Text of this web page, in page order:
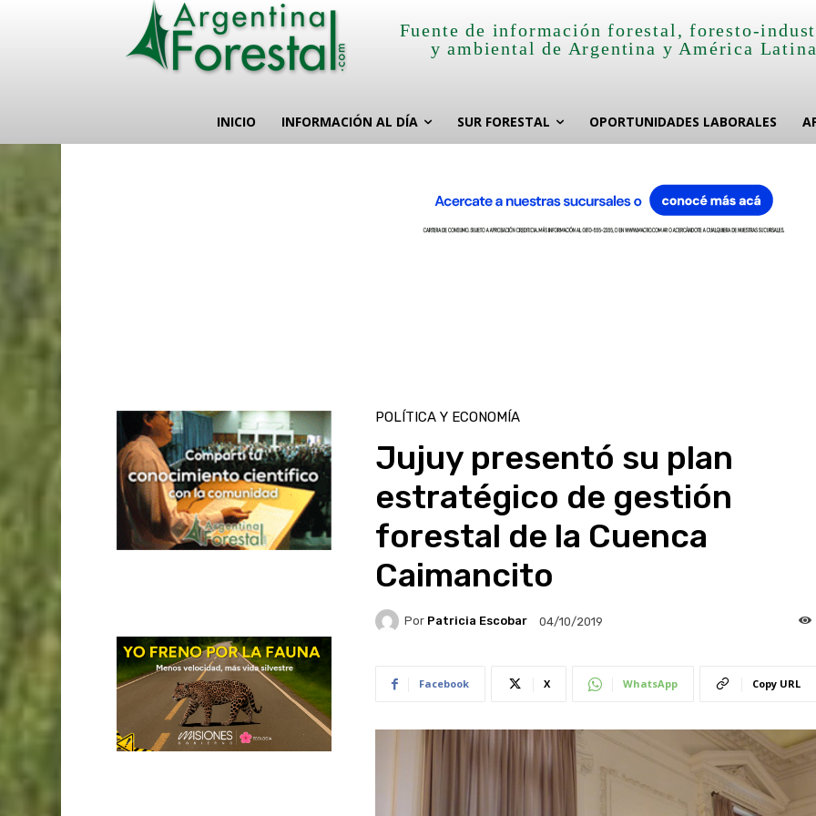
Fuente de información forestal, foresto-
y ambiental de Argentina y América
INICIO INFORMACIÓN AL DÍA SUR FORESTAL OPORTUNIDADES LABORALES
POLÍTICA Y ECONOMÍA
Jujuy presentó su plan
estratégico de gestión
forestal de la Cuenca
Caimancito
Por Patricia Escobar 04/10/2019
Facebook X WhatsApp Copy URL